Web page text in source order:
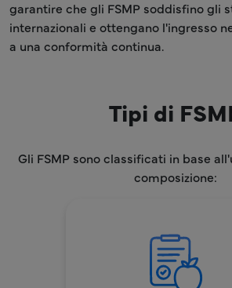
garantire che gli FSMP soddisfino gli
internazionali e ottengano l'ingresso
a una conformità continua.
Tipi di
Gli FSMP sono classificati in base
composizione: